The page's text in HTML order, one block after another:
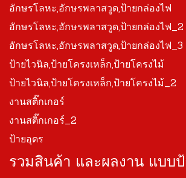
อักษรโลหะ,อักษรพลาสวูด,ป้ายกล่องไฟ
อักษรโลหะ,อักษรพลาสวูด,ป้ายกล่องไฟ_2
อักษรโลหะ,อักษรพลาสวูด,ป้ายกล่องไฟ_3
ป้ายไวนิล,ป้ายโครงเหล็ก,ป้ายโครงไม้
ป้ายไวนิล,ป้ายโครงเหล็ก,ป้ายโครงไม้_2
งานสติ๊กเกอร์
งานสติ๊กเกอร์_2
ป้ายอุดร
รวมสินค้า และผลงาน แบบป้